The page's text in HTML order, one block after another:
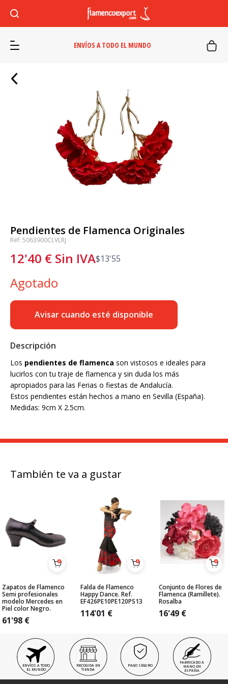
ENVÍOS A TODO EL MUNDO
Pendientes de Flamenca Originales
Ref: 5063900CLVLRJ
12'40 € Sin IVA$13'55
Agotado
Avisar cuando esté disponible
Descripción
Los pendientes de flamenca son vistosos e ideales para
lucirlos con tu traje de flamenca y sin duda los más
apropiados para las Ferias o fiestas de Andalucía.
Estos pendientes están hechos a mano en Sevilla (España).
Medidas: 9cm X 2.5cm.
También te va a gustar
Zapatos de Flamenco
Semi profesionales
modelo Mercedes en
Piel color Negro.
61'98 €
Falda de Flamenco
Happy Dance. Ref.
EF426PE10PE120PS13
114'01 €
Conjunto de Flores de
Flamenca (Ramillete).
Rosalba
16'49 €
ENVÍOS A TODO
EL MUNDO
RECOGIDA EN
TIENDA
PAGO SEGURO
FABRICADO A
MANO EN
ESPAÑA